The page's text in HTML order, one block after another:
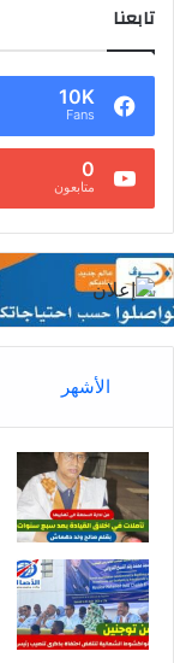
تابعنا
10K
Fans
0
متابعون
الأشهر